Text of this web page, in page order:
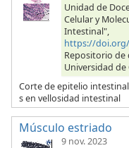
Unidad de
Celular y
Intestinal",
https://doi.org/
Repositorio de
Universidad de
Corte de epitelio
s en vellosidad intestinal
Músculo estriado
9 nov. 2023